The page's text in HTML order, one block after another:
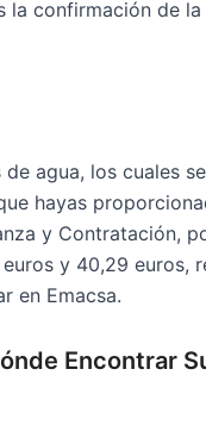
la confirmación de
agua, los cuales
hayas
y Contratación,
y 40,29 euros,
en Emacsa.
Encontrar